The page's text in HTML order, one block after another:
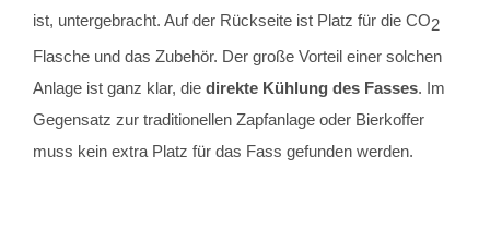
ist, untergebracht. Auf der Rückseite ist Platz für die CO2
Flasche und das Zubehör. Der große Vorteil einer solchen
Anlage ist ganz klar, die direkte Kühlung des Fasses. Im
Gegensatz zur traditionellen Zapfanlage oder Bierkoffer
muss kein extra Platz für das Fass gefunden werden.